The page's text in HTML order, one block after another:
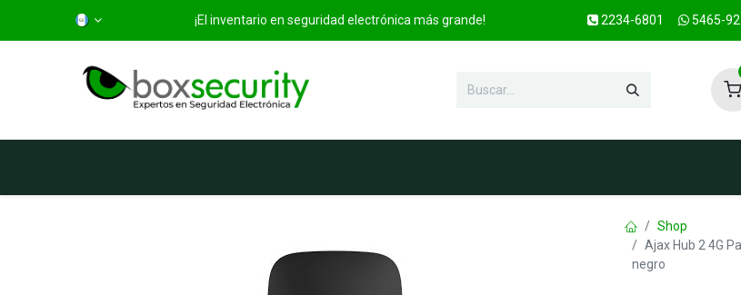
¡El inventario en seguridad electrónica más grande! 2234-6801 5465-
Shop
Ajax Hub 2 4G
negro